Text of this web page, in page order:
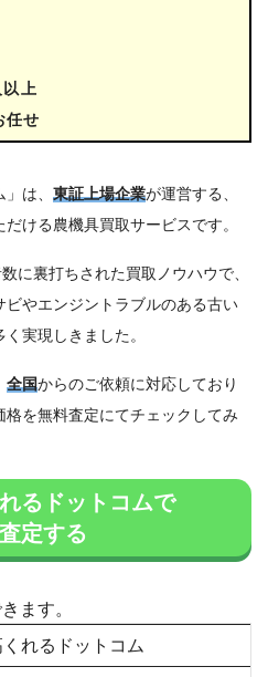
上
任せ
は、 東証上場企業が運営する、
ける農機具買取サービスです。
に裏打ちされた買取ノウハウで、
やエンジントラブルのある古い
実現しきました。
全国からのご依頼に対応しており
格を無料査定にてチェックしてみ
るドットコムで
定する
れるドットコム